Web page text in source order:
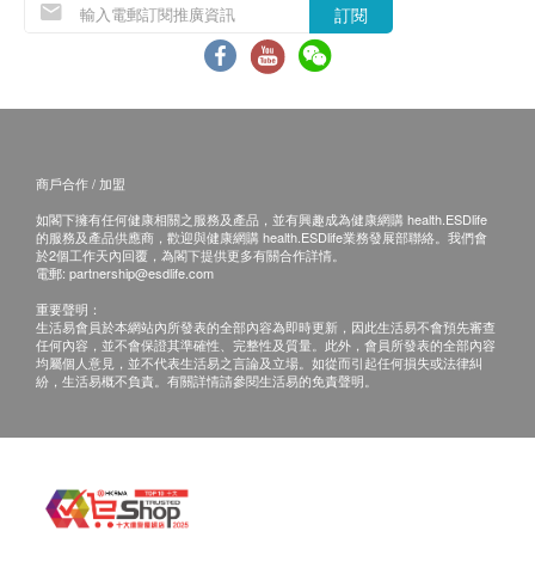
如有爭議，健康網購health.ESDlife 及 中環專科體
檢中心 保留最後決定權。
免責聲明：
本服務/產品由商戶提供。生活易【健康網購
health.ESDlife】並沒有經營或提供本服務/產品。
產品而引致的損失、損害、受傷或法律訴訟，健康
網購health.ESDlife概不負責。一切有關的索償或
查詢，須向提供服務之體檢中心或商戶提出。
訂閱
商戶合作 / 加盟
如閣下擁有任何健康相關之服務及產品，並有興趣成為健康網購 health.ESDlife
的服務及產品供應商，歡迎與健康網購 health.ESDlife業務發展部聯絡。我們會
於2個工作天內回覆，為閣下提供更多有關合作詳情。
電郵: partnership@esdlife.com
重要聲明：
生活易會員於本網站內所發表的全部內容為即時更新，因此生活易不會預先審查
任何內容，並不會保證其準確性、完整性及質量。此外，會員所發表的全部內容
均屬個人意見，並不代表生活易之言論及立場。如從而引起任何損失或法律糾
紛，生活易概不負責。有關詳情請參閱生活易的免責聲明。